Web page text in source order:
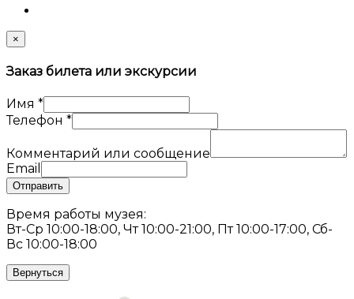
×
Заказ билета или экскурсии
Имя *
Телефон *
Комментарий или сообщение
Email
Отправить
Время работы музея:
Вт-Ср 10:00-18:00, Чт 10:00-21:00, Пт 10:00-17:00, Сб-
Вс 10:00-18:00
Вернуться